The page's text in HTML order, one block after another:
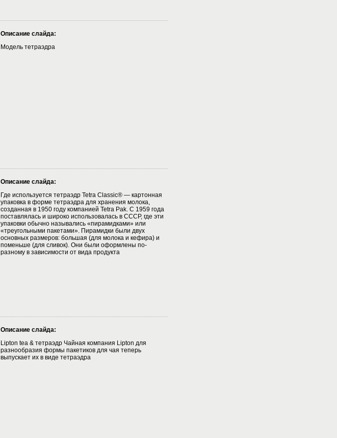
Описание слайда:
Модель тетраэдра
Описание слайда:
Где используется тетраэдр Tetra Classic® — картонная
упаковка в форме тетраэдра для хранения молока,
созданная в 1950 году компанией Tetra Pak. С 1959 года
поставлялась и широко использовалась в СССР, где эти
упаковки обычно назывались «пирамидками» или
«треугольными пакетами». Пирамидки были двух
основных размеров: большая (для молока и кефира) и
поменьше (для сливок). Они были оформлены по-
разному в зависимости от вида продукта
Описание слайда:
Lipton tea & тетраэдр Чайная компания Lipton для
разнообразия формы пакетиков для чая теперь
выпускает их в виде тетраэдра